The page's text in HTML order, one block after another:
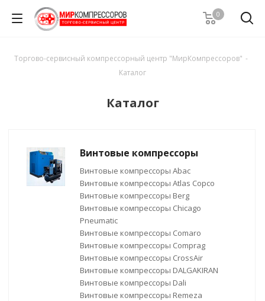
0
Торгово-сервисный компрессорный центр "МирКомпрессоров" -
Каталог
Каталог
Винтовые компрессоры
Винтовые компрессоры Abac
Винтовые компрессоры Atlas Copco
Винтовые компрессоры Berg
Винтовые компрессоры Chicago
Pneumatic
Винтовые компрессоры Comaro
Винтовые компрессоры Comprag
Винтовые компрессоры CrossAir
Винтовые компрессоры DALGAKIRAN
Винтовые компрессоры Dali
Винтовые компрессоры Remeza